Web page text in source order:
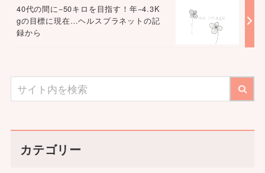
40代の間に−50キロを目指す！年−4.3K
gの目標に現在…ヘルスプラネットの記
録から
カテゴリー